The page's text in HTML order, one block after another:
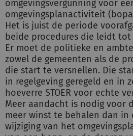
omgevingsvergunning voor
omgevingsplanactiviteit
Het is juist de periode
beide procedures die leidt
Er moet de politieke en
zowel de gemeenten als de
die start te versnellen. Die
in regelgeving geregeld en in
hoeverre STOER voor echte
Meer aandacht is nodig voor
meer winst te behalen dan in
wijziging van het